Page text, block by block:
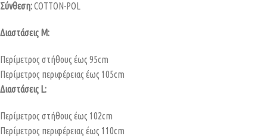
Σύνθεση:COTTON-POL
Διαστάσεις M:
Περίμετρος στήθους έως 95cm
Περίμετρος περιφέρειας έως 105cm
Διαστάσεις L:
Περίμετρος στήθους έως 102cm
Περίμετρος περιφέρειας έως 110cm